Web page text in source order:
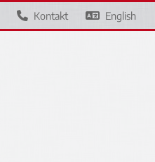
Kontakt English